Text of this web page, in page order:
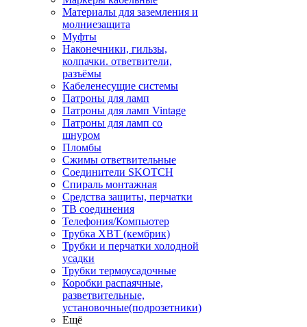
Материалы для заземления и
молниезащита
Муфты
Наконечники, гильзы,
колпачки. ответвители,
разъёмы
Кабеленесущие системы
Патроны для ламп
Патроны для ламп Vintage
Патроны для ламп со
шнуром
Пломбы
Сжимы ответвительные
Соединители SKOTCH
Спираль монтажная
Средства защиты, перчатки
ТВ соединения
Телефония/Компьютер
Трубка ХВТ (кембрик)
Трубки и перчатки холодной
усадки
Трубки термоусадочные
Коробки распаячные,
разветвительные,
установочные(подрозетники)
Ещё